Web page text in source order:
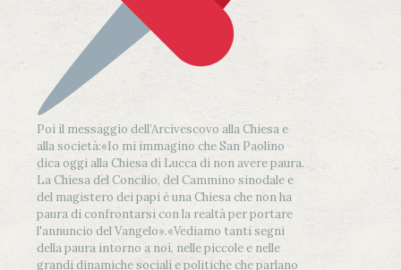
Poi il messaggio dell’Arcivescovo alla Chiesa e
alla società:«Io mi immagino che San Paolino
dica oggi alla Chiesa di Lucca di non avere paura.
La Chiesa del Concilio, del Cammino sinodale e
del magistero dei papi è una Chiesa che non ha
paura di confrontarsi con la realtà per portare
l'annuncio del Vangelo».«Vediamo tanti segni
della paura intorno a noi, nelle piccole e nelle
grandi dinamiche sociali e politiche che parlano